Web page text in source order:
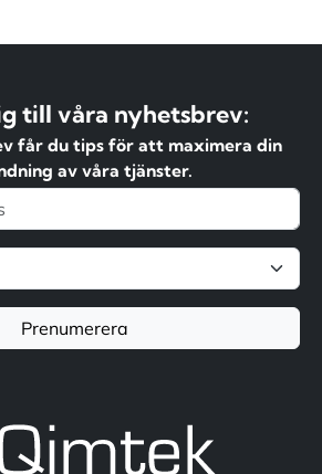
till våra nyhetsbrev:
får du tips för att maximera din
av våra tjänster.
Prenumerera